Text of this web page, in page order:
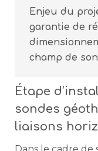
Enjeu du
garantie de
champ de
Étape
sondes
liaisons